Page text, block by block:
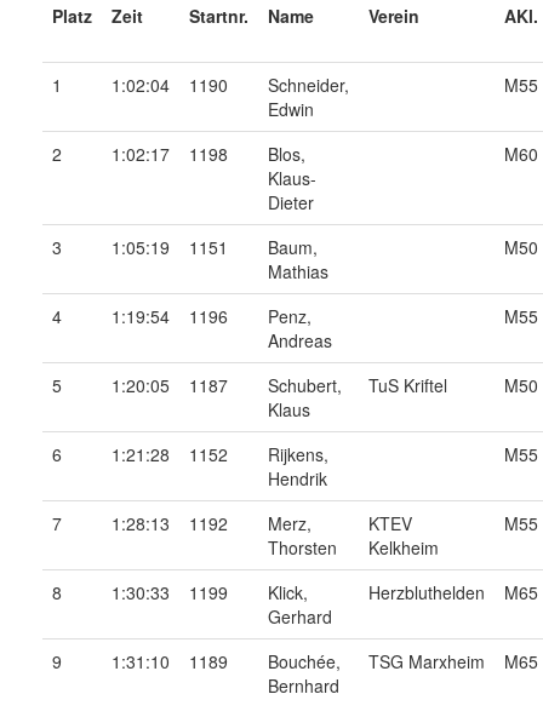
Platz Zeit Startnr. Name Verein AKl.
1 1:02:04 1190
Schneider,
Edwin
M55
2 1:02:17 1198
Blos,
Klaus-
Dieter
M60
3 1:05:19 1151
Baum,
Mathias
M50
4 1:19:54 1196
Penz,
Andreas
M55
5 1:20:05 1187
Schubert,
Klaus
TuS Kriftel M50
6 1:21:28 1152
Rijkens,
Hendrik
M55
7 1:28:13 1192
Merz,
Thorsten
KTEV
Kelkheim
M55
8 1:30:33 1199
Klick,
Gerhard
Herzbluthelden M65
9 1:31:10 1189
Bouchée,
Bernhard
TSG Marxheim M65